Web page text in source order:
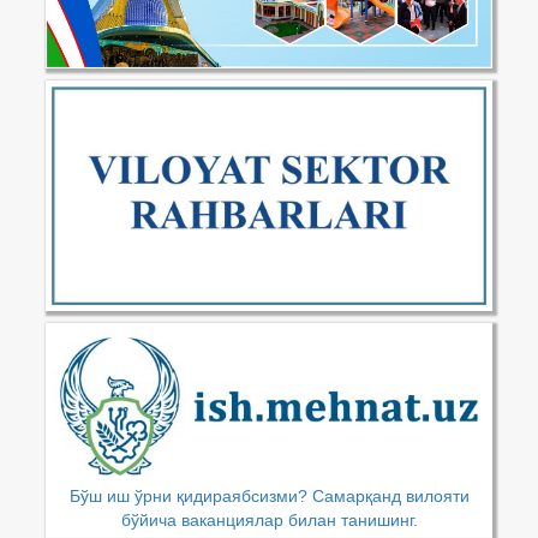
Бўш иш ўрни қидираябсизми? Самарқанд вилояти
бўйича ваканциялар билан танишинг.